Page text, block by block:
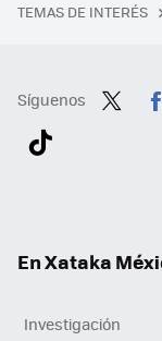
TEMAS DE INTERÉS
Síguenos
En Xataka
Investigación